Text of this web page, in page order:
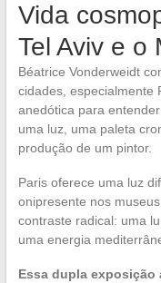
Vida
Tel Aviv e o
Béatrice Vonderweidt
cidades, especialmente
anedótica para
uma luz, uma paleta
produção de um pintor.
Paris oferece uma luz
onipresente nos
contraste radical: uma
uma energia
Essa dupla